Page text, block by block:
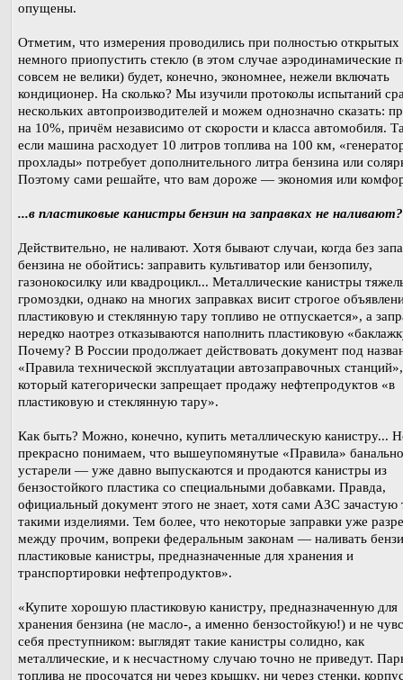
опущены.
Отметим, что измерения проводились при полностью открытых
немного приопустить стекло (в этом случае аэродинамические
совсем не велики) будет, конечно, экономнее, нежели включать
кондиционер. На сколько? Мы изучили протоколы испытаний
нескольких автопроизводителей и можем однозначно сказать:
на 10%, причём независимо от скорости и класса автомобиля.
если машина расходует 10 литров топлива на 100 км,
прохлады» потребует дополнительного литра бензина или
Поэтому сами решайте, что вам дороже — экономия или
...в пластиковые канистры бензин на заправках не наливают?
Действительно, не наливают. Хотя бывают случаи, когда без
бензина не обойтись: заправить культиватор или бензопилу,
газонокосилку или квадроцикл... Металлические канистры
громоздки, однако на многих заправках висит строгое
пластиковую и стеклянную тару топливо не отпускается», а
нередко наотрез отказываются наполнить пластиковую
Почему? В России продолжает действовать документ под
«Правила технической эксплуатации автозаправочных станций»,
который категорически запрещает продажу нефтепродуктов «в
пластиковую и стеклянную тару».
Как быть? Можно, конечно, купить металлическую канистру...
прекрасно понимаем, что вышеупомянутые «Правила» банально
устарели — уже давно выпускаются и продаются канистры из
бензостойкого пластика со специальными добавками. Правда,
официальный документ этого не знает, хотя сами АЗС зачастую
такими изделиями. Тем более, что некоторые заправки уже
между прочим, вопреки федеральным законам — наливать
пластиковые канистры, предназначенные для хранения и
транспортировки нефтепродуктов».
«Купите хорошую пластиковую канистру, предназначенную для
хранения бензина (не масло-, а именно бензостойкую!) и не
себя преступником: выглядят такие канистры солидно, как
металлические, и к несчастному случаю точно не приведут.
топлива не просочатся ни через крышку, ни через стенки,